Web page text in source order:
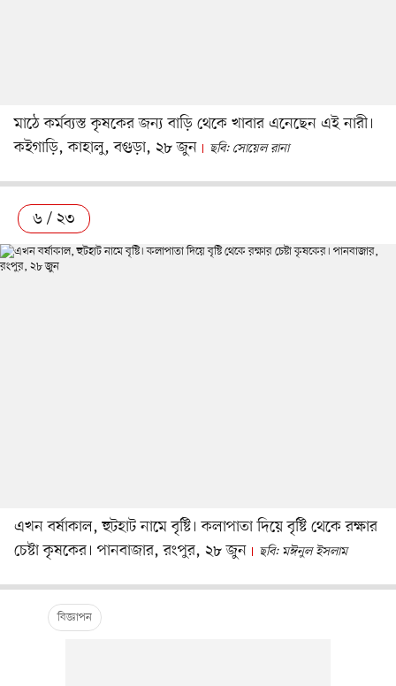
মাঠে কর্মব্যস্ত কৃষকের জন্য বাড়ি থেকে খাবার এনেছেন এই নারী।
কইগাড়ি, কাহালু, বগুড়া, ২৮ জুন
ছবি: সোয়েল রানা
৬ / ২৩
এখন বর্ষাকাল, হুটহাট নামে বৃষ্টি। কলাপাতা দিয়ে বৃষ্টি থেকে রক্ষার
চেষ্টা কৃষকের। পানবাজার, রংপুর, ২৮ জুন
ছবি: মঈনুল ইসলাম